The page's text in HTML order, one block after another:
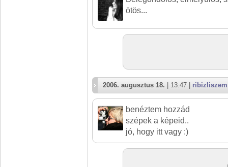
ötös...
2006. augusztus 18. | 13:47 | ribizliszem
benéztem hozzád
szépek a képeid..
jó, hogy itt vagy :)